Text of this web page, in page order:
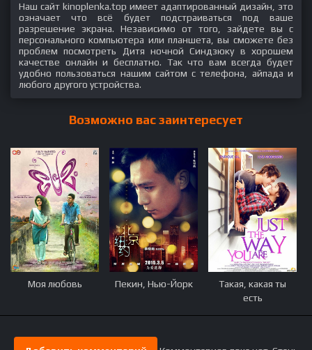
Наш сайт kinoplenka.top имеет адаптированный дизайн, это
означает что всё будет подстраиваться под ваше
разрешение экрана. Независимо от того, зайдете вы с
персонального компьютера или планшета, вы сможете без
проблем посмотреть Дитя ночной Синдзюку в хорошем
качестве онлайн и бесплатно. Так что вам всегда будет
удобно пользоваться нашим сайтом с телефона, айпада и
любого другого устройства.
Возможно вас заинтересует
Моя любовь Пекин, Нью-Йорк
Такая, какая ты
есть